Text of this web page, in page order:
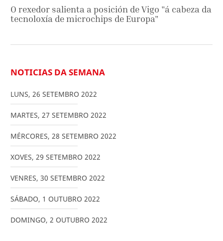
O rexedor salienta a posición de Vigo "á cabeza da
tecnoloxía de microchips de Europa"
NOTICIAS DA SEMANA
LUNS, 26 SETEMBRO 2022
MARTES, 27 SETEMBRO 2022
MÉRCORES, 28 SETEMBRO 2022
XOVES, 29 SETEMBRO 2022
VENRES, 30 SETEMBRO 2022
SÁBADO, 1 OUTUBRO 2022
DOMINGO, 2 OUTUBRO 2022